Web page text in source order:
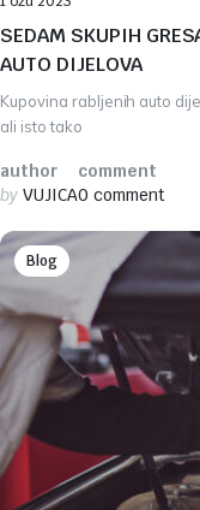
SEDAM SKUPIH
AUTO DIJELOVA
Kupovina rabljenih auto
ali isto tako
author
by VUJICA
comment
0 comment
Blog